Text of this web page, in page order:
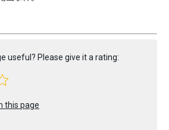
useful? Please give it a rating:
this page